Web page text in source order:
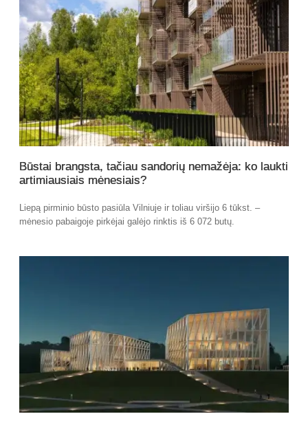
Būstai brangsta, tačiau sandorių nemažėja: ko laukti
artimiausiais mėnesiais?
Liepą pirminio būsto pasiūla Vilniuje ir toliau viršijo 6 tūkst. –
mėnesio pabaigoje pirkėjai galėjo rinktis iš 6 072 butų.